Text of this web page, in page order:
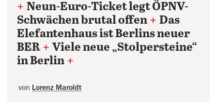
+ Neun-Euro-Ticket legt ÖPNV-
Schwächen brutal offen + Das
Elefantenhaus ist Berlins neuer
BER + Viele neue „Stolpersteine“
in Berlin +
von Lorenz Maroldt